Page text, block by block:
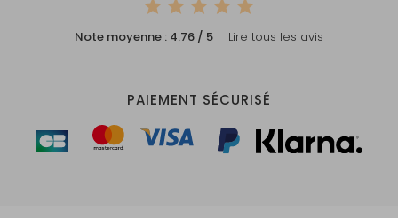
Note moyenne : 4.76 / 5 ｜ Lire tous les avis
PAIEMENT SÉCURISÉ